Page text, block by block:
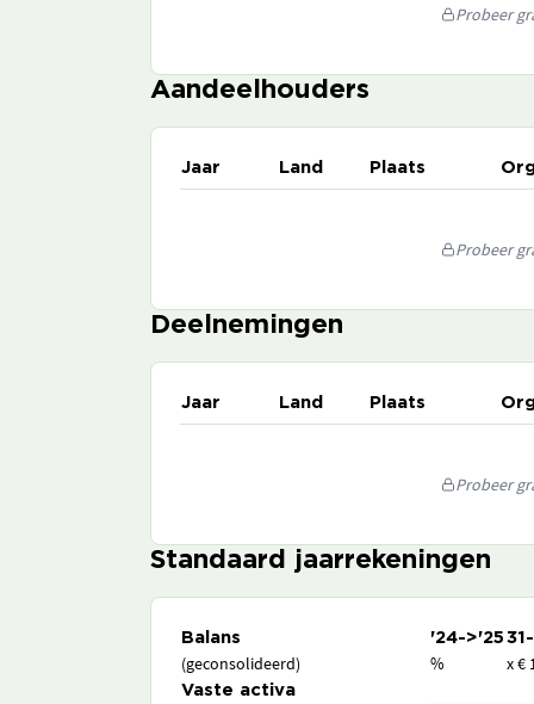
Probeer
Aandeelhouders
Jaar Land Plaats
Probeer
Deelnemingen
Jaar Land Plaats
Probeer
Standaard jaarrekeningen
Balans '24->'25
(geconsolideerd) % x €
Vaste activa